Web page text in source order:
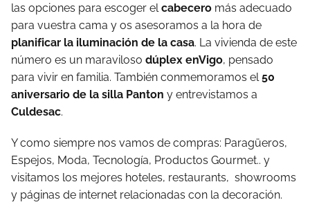
las opciones para escoger elcabecero más adecuado
para vuestra cama y os asesoramos a la hora de
planificar la iluminación de la casa. La vivienda de este
número es un maraviloso dúplex enVigo, pensado
para vivir en familia. También conmemoramos el50
aniversario de la silla Panton y entrevistamos a
Culdesac.
Y como siempre nos vamos de compras: Paragüeros,
Espejos, Moda, Tecnología, Productos Gourmet.. y
visitamos los mejores hoteles, restaurants, showrooms
y páginas de internet relacionadas con la decoración.